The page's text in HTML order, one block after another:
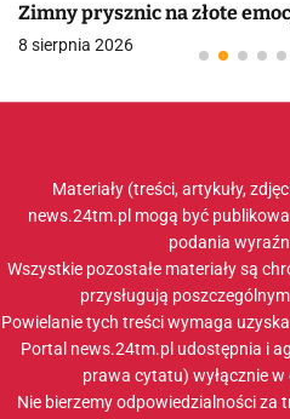
Zimny prysznic na złote
8 sierpnia 2026
Materiały (treści, artykuły,
news.24tm.pl mogą być
podania
Wszystkie pozostałe materiały są
przysługują
Powielanie tych treści wymaga
Portal news.24tm.pl udostępnia i
prawa cytatu) wyłącznie
Nie bierzemy odpowiedzialności za